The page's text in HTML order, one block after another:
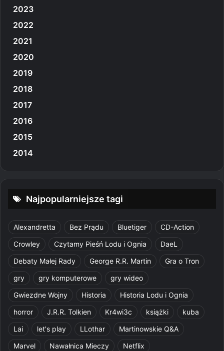
2023
2022
2021
2020
2019
2018
2017
2016
2015
2014
Najpopularniejsze tagi
Alexandretta Bez Prądu Bluetiger
CD-Action
Crowley
Czytamy Pieśń Lodu i Ognia
DaeL
Debaty Małej Rady
George R.R. Martin
Gra o Tron
gry
gry komputerowe
gry wideo
Gwiezdne Wojny
Historia
Historia Lodu i Ognia
horror
J.R.R. Tolkien Kr4wi3c książki
kuba
Lai
let's play LLothar
Martinowskie Q&A
Marvel
Nawałnica Mieczy Netflix